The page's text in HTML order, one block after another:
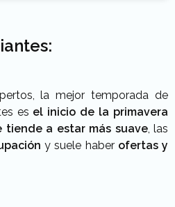
la mejor temporada de
es el inicio de la primavera
tiende a estar más suave, las
y suele haberofertas y